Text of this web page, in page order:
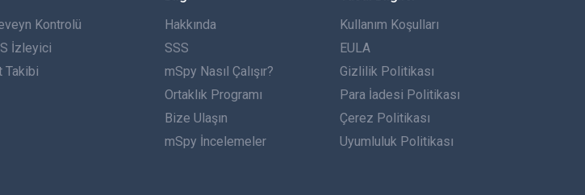
Português
İtalyan
Kontrolü
İzleyici
Takibi
Hakkında
SSS
mSpy Nasıl Çalışır?
Ortaklık Programı
Bize Ulaşın
mSpy İncelemeler
Kullanım Koşulları
EULA
Gizlilik Politikası
Para İadesi Politikası
Çerez Politikası
Uyumluluk Politikası